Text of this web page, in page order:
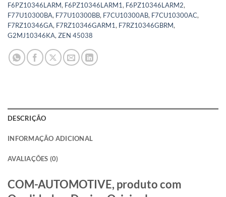
F6PZ10346LARM, F6PZ10346LARM1, F6PZ10346LARM2,
F77U10300BA, F77U10300BB, F7CU10300AB, F7CU10300AC,
F7RZ10346GA, F7RZ10346GARM1, F7RZ10346GBRM,
G2MJ10346KA, ZEN 45038
DESCRIÇÃO
INFORMAÇÃO ADICIONAL
AVALIAÇÕES (0)
COM-AUTOMOTIVE, produto com